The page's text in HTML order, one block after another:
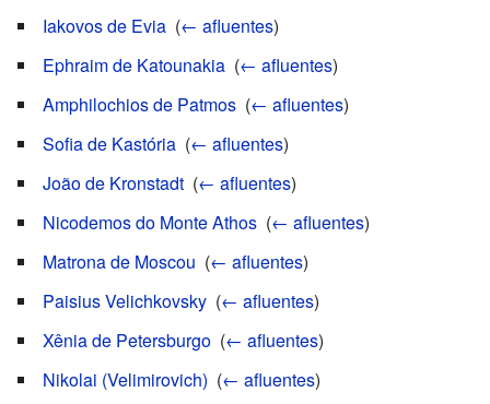
Iakovos de Evia (← afluentes)
Ephraim de Katounakia (← afluentes)
Amphilochios de Patmos (← afluentes)
Sofia de Kastória (← afluentes)
João de Kronstadt (← afluentes)
Nicodemos do Monte Athos (← afluentes)
Matrona de Moscou (← afluentes)
Paisius Velichkovsky (← afluentes)
Xênia de Petersburgo (← afluentes)
Nikolai (Velimirovich) (← afluentes)